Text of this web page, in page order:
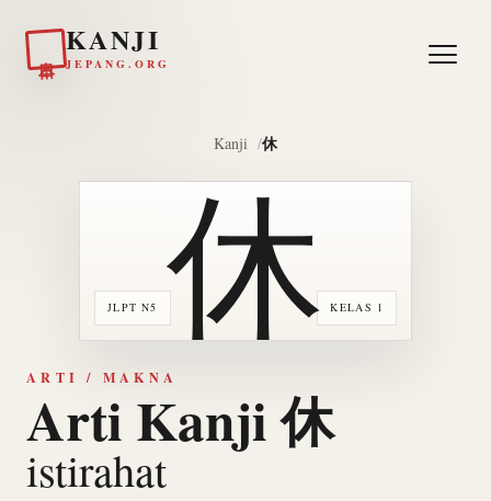
KANJI
JEPANG.ORG
Kanji 休
JLPT N5 KELAS 1
休
ARTI / MAKNA
Arti Kanji 休
istirahat